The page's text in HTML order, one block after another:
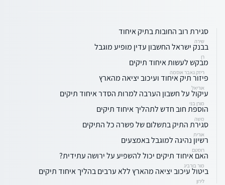
סגירת רוב החובות בתיק איחוד
שירה
בבנק ישראל החשבון עדין מופיע מוגבל
רן
מבקש לעשות איחוד תיקים
ריזק גאבר אוסמה
פיזור תיק איחוד ועיכוב יציאה מהארץ
אוריאל
עיקול על חשבון הערבה למרות הסדר איחוד תיקים
מורן בני
הוספת חוב חדש לתהליך איחוד תיקים
משה
סגירת התיק בתשלום של פשרה כל התיקים
אורית
רשיון נהיגה למוגבל באמצעים
רוסטם
האם איחוד תיקים יכול להשפיע על ירושה עתידית?
מור בורביג
ביטול עיכוב יציאה מהארץ ללא ערבים בהליך איחוד תיקים
לירון